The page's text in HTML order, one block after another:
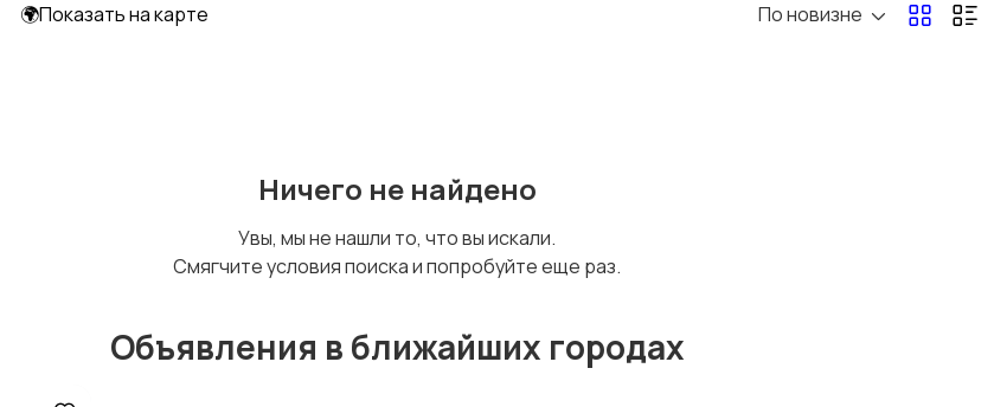
🌍Показать на карте По новизне
Ничего не найдено
Увы, мы не нашли то, что вы искали.
Смягчите условия поиска и попробуйте еще раз.
Объявления в ближайших городах